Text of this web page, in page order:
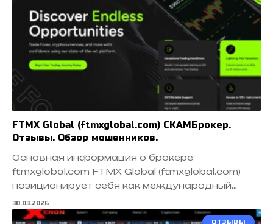
FTMX Global (ftmxglobal.com) СКАМБрокер.
Отзывы. Обзор мошенников.
Основная информация о брокере
ftmxglobal.com FTMX Global (ftmxglobal.com)
позиционирует себя как международный…
30.03.2026
ОТЗЫВЫ